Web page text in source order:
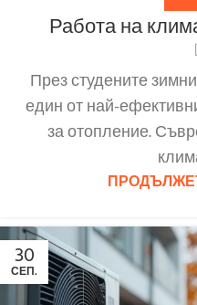
Работа на
През студените
един от най-
за отопление.
30
СЕП.